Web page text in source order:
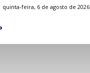
quinta-feira, 6 de agosto de 2026